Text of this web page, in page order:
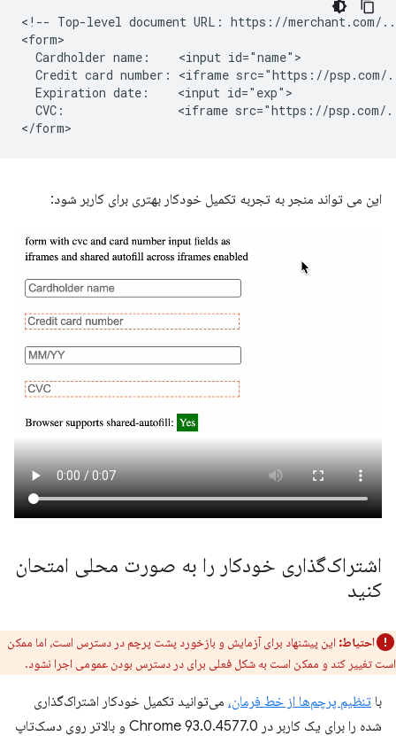
<!-- Top-level document URL: https://
<form>
  Cardholder name:    <input id="name">
Credit card number: <iframe src="https://
  Expiration date:    <input id="exp">
CVC:                <iframe src="https://
این می تواند منجر به تجربه تکمیل خودکار بهتری برای کاربر شود:
اشتراک‌گذاری خودکار را به صورت محلی امتحان
کنید
احتیاط: این پیشنهاد برای آزمایش و بازخورد پشت پرچم در دسترس است، اما ممکن
است تغییر کند و ممکن است به شکل فعلی برای در دسترس بودن عمومی اجرا نشود.
با تنظیم پرچم‌ها از خط فرمان، می‌توانید تکمیل خودکار اشتراک‌گذاری
شده را برای یک کاربر در Chrome 93.0.4577.0 و بالاتر روی دسک‌تاپ